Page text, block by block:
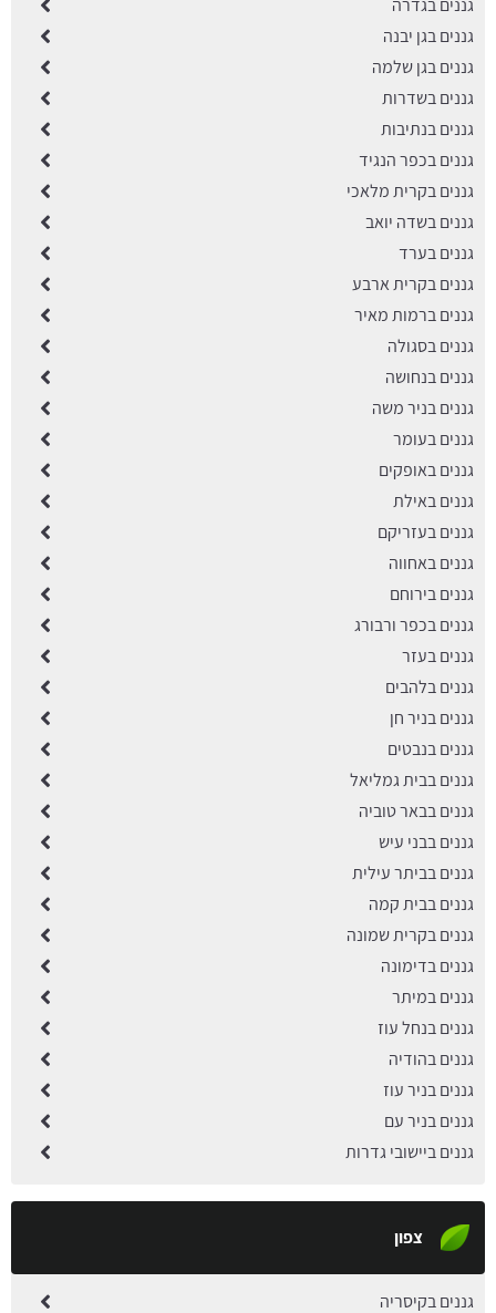
גננים בגדרה
גננים בגן יבנה
גננים בגן שלמה
גננים בשדרות
גננים בנתיבות
גננים בכפר הנגיד
גננים בקרית מלאכי
גננים בשדה יואב
גננים בערד
גננים בקרית ארבע
גננים ברמות מאיר
גננים בסגולה
גננים בנחושה
גננים בניר משה
גננים בעומר
גננים באופקים
גננים באילת
גננים בעזריקם
גננים באחווה
גננים בירוחם
גננים בכפר ורבורג
גננים בעזר
גננים בלהבים
גננים בניר חן
גננים בנבטים
גננים בבית גמליאל
גננים בבאר טוביה
גננים בבני עיש
גננים בביתר עילית
גננים בבית קמה
גננים בקרית שמונה
גננים בדימונה
גננים במיתר
גננים בנחל עוז
גננים בהודיה
גננים בניר עוז
גננים בניר עם
גננים ביישובי גדרות
צפון
גננים בקיסריה